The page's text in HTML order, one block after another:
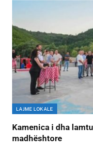
LAJME LOKALE
Kamenica i dha
madhështore